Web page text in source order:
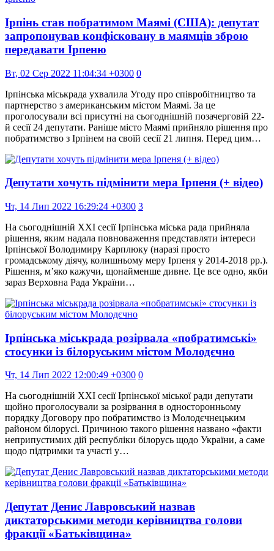
Ірпінь став побратимом Маямі (США): депутат
запропонував конфісковану в маямців зброю
передавати Ірпеню
Вт, 02 Сер 2022 11:04:34 +0300 0
Ірпінська міськрада ухвалила Угоду про співробітництво та
партнерство з американським містом Маямі. За це
проголосували всі присутні на сьогоднішній позачерговій 22-
й сесії 24 депутати. Раніше місто Маямі прийняло рішення про
побратимство з Ірпінем на своїй сесії 21 липня. Перед цим…
Депутати хочуть підмінити мера Ірпеня (+ відео)
Чт, 14 Лип 2022 16:29:24 +0300 3
На сьогоднішній ХХІ сесії Ірпінська міська рада прийняла
рішення, яким надала повноваження представляти інтереси
Ірпінської Володимиру Карплюку (наразі просто
громадському діячу, колишньому меру Ірпеня у 2014-2018 рр.).
Рішення, м’яко кажучи, щонайменше дивне. Це все одно, якби
зараз Верховна Рада України…
Ірпінська міськрада розірвала «побратимські»
стосунки із білоруським містом Молодєчно
Чт, 14 Лип 2022 12:00:49 +0300 0
На сьогоднішній ХХІ сесії Ірпінської міської ради депутати
щойно проголосували за розірвання в односторонньому
порядку Договору про побратимство із Молодєчнецьким
районом білорусі. Причиною такого рішення названо «факти
неприпустимих дій республіки білорусь щодо України, а саме
щодо підтримки та участі у…
Депутат Денис Лавровський назвав
диктаторськими методи керівництва голови
фракції «Батьківщина»